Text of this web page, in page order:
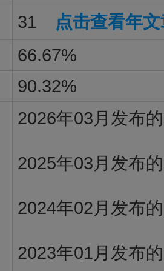
31 点击查看年
66.67%
90.32%
2026年03月发布
2025年03月发布
2024年02月发布
2023年01月发布